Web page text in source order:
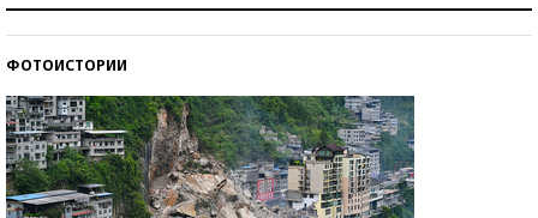
ФОТОИСТОРИИ